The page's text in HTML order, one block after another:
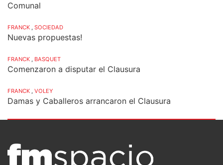
Comunal
FRANCK , SOCIEDAD
Nuevas propuestas!
FRANCK , BASQUET
Comenzaron a disputar el Clausura
FRANCK , VOLEY
Damas y Caballeros arrancaron el Clausura